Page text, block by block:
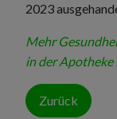
Zurück
2023
Mehr
in der Apotheke